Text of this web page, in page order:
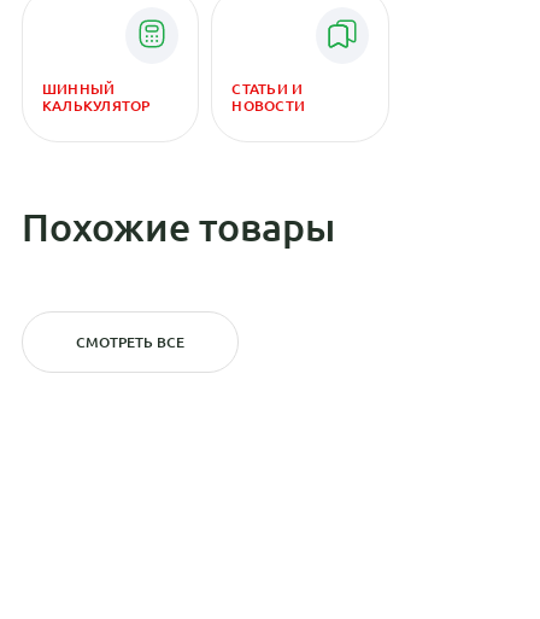
ШИННЫЙ
КАЛЬКУЛЯТОР
СТАТЬИ И
НОВОСТИ
Похожие товары
СМОТРЕТЬ ВСЕ